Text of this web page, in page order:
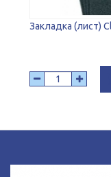
Закладка (лист)